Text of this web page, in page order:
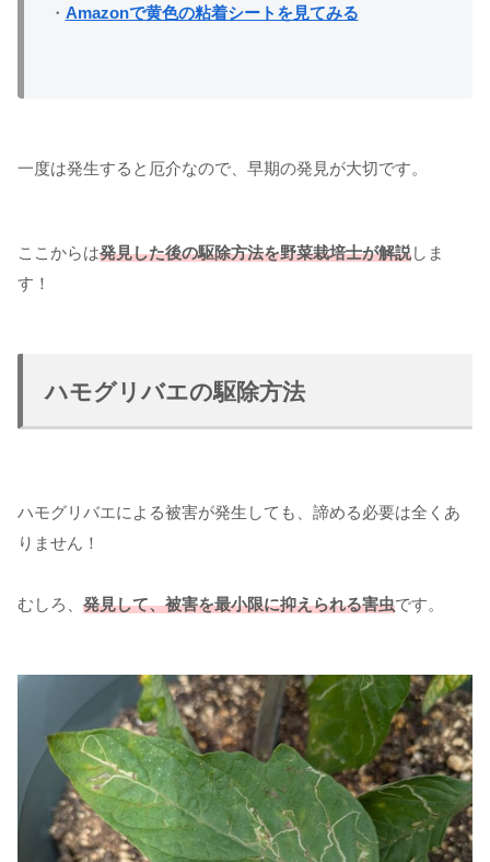
・ Amazonで黄色の粘着シートを見てみる
一度は発生すると厄介なので、早期の発見が大切です。
ここからは発見した後の駆除方法を野菜栽培士が解説しま
す！
ハモグリバエの駆除方法
ハモグリバエによる被害が発生しても、諦める必要は全くあ
りません！
むしろ、 発見して、被害を最小限に抑えられる害虫です。